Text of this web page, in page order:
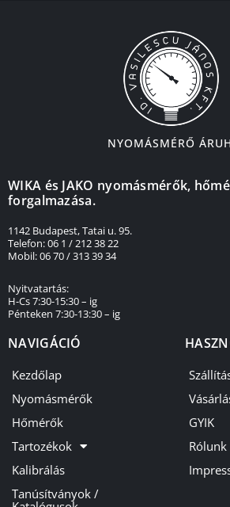
NYOMÁSMÉRŐ
WIKA és JAKO nyomásmérők,
forgalmazása.
1142 Budapest, Tatai u. 95.
Telefon: 06 1 / 212 38 22
Mobil: 06 70 / 313 39 34
Nyitvatartás:
H-Cs 7:30-15:30 – ig
Pénteken 7:30-13:30 – ig
NAVIGÁCIÓ
Kezdőlap
Nyomásmérők
Hőmérők
Tartozékok
Kalibrálás
Tanúsítványok /
GYIK
Rólunk